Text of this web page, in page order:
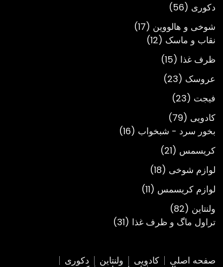
دکوری 56
56
محصول
شوخی و هالووین 17
17
نقاب و ماسک 12
12
ظرف غذا 15
15
محصول
عروسک 23
23
فیجت 23
23
محصول
کادویی 79
79
محصول
بخور سرد - شبخواب 16
16
کریسمس 21
21
محصول
لوازم شوخی 18
18
محصول
لوازم کریسمس 11
11
ولنتاین 82
82
محصول
تراول ماگ و ظرف غذا 31
31
صفحه اصلی کادویی ولنتاین دکوری